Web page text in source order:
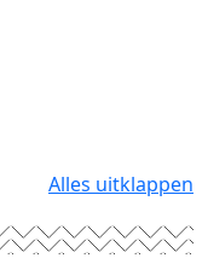
Alles uitklappen